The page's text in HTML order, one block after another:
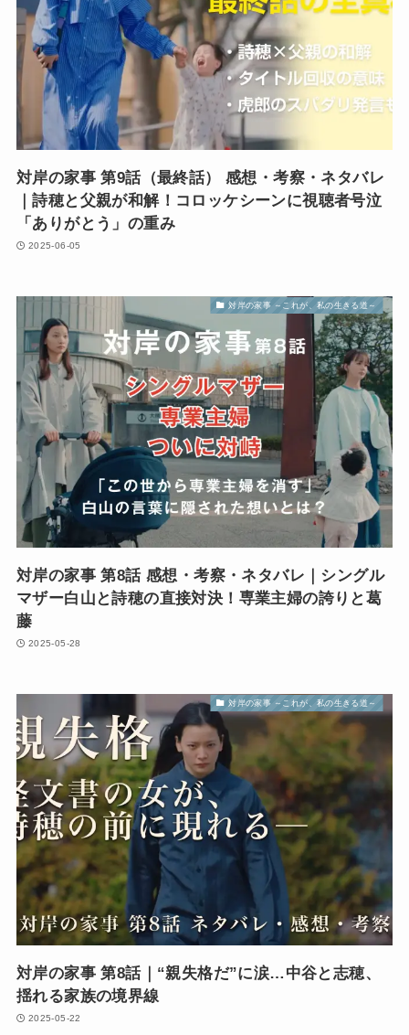
対岸の家事 第9話（最終話） 感想・考察・ネタバレ
｜詩穂と父親が和解！コロッケシーンに視聴者号泣
「ありがとう」の重み
2025-06-05
対岸の家事 ～これが、私の生きる道～
対岸の家事 第8話 感想・考察・ネタバレ｜シングル
マザー白山と詩穂の直接対決！専業主婦の誇りと葛
藤
2025-05-28
対岸の家事 ～これが、私の生きる道～
対岸の家事 第8話｜“親失格だ”に涙…中谷と志穂、
揺れる家族の境界線
2025-05-22